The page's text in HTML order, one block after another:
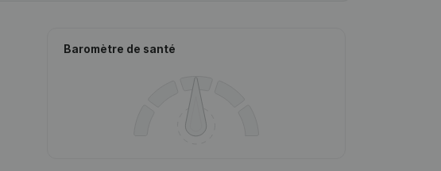
Baromètre de santé